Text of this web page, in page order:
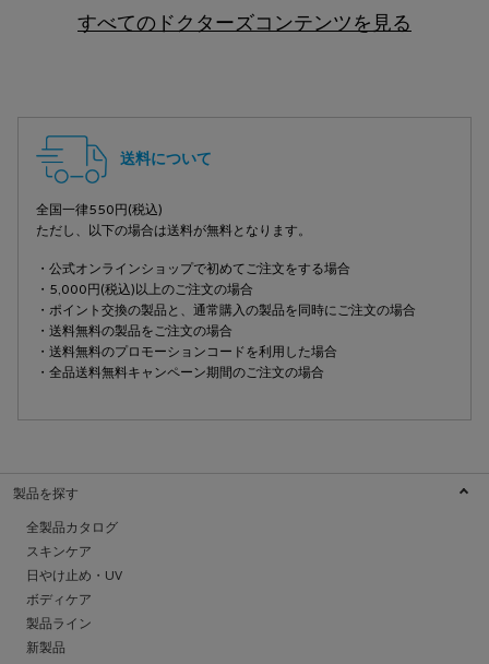
すべてのドクターズコンテンツを見る
送料について
全国一律550円(税込)
ただし、以下の場合は送料が無料となります。
・公式オンラインショップで初めてご注文をする場合
・5,000円(税込)以上のご注文の場合
・ポイント交換の製品と、通常購入の製品を同時にご注文の場合
・送料無料の製品をご注文の場合
・送料無料のプロモーションコードを利用した場合
・全品送料無料キャンペーン期間のご注文の場合
製品を探す
全製品カタログ
スキンケア
日やけ止め・UV
ボディケア
製品ライン
新製品